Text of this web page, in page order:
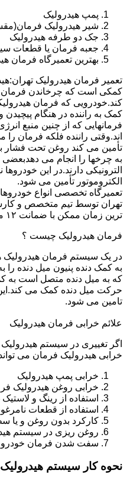
پمپ هیدرولیک
شیر هیدرولیک
جک دو طرفه هیدرولیک
جعبه فرمان یا قطعات
بهترین تعمیرگاه فرمان
تعمیر فرمان هیدرولیک
کمکی است که چرخاندن فرمان
کند.خودرویی که فرمان
کمک به راننده در هنگام
فرمانهایی که از چنین منبع
اند.وقتی راننده فلکه فرمان
تأمین می کند روغن تحت فشار
به چرخها را انجام می
الترونیکی دارند.در این
الکتروموتور تأمین می شود.
تعمیرگاه تخصصی انواع
تهران توسط تیم متخصص و
ترین زمان ممکن با ضمانت ۱۲ ماهه و با مناسب ترین قیمت
فرمان هیدرولیک چیست ؟
در یک سیستم فرمان هیدرولیک
به کمک دنده پنیون میل دنده
که به میل دنده متصل است به
حرکت میل دنده کمک می
تامین می شود.
علائم خرابی فرمان هیدرولیک
اگر تغییری در سیستم
خرابی هیدرولیک فرمان می
خرابی پمپ هیدرولیک
خرابی روغن هیدرولیک
استفاده از رینگ و لاستیک
استفاده از قطعات
کارکرد بدون روغن و یا
روغن ریزی در سیستم
سفت شدن فرمان خودرو
نحوه کار سیستم هیدرولیک